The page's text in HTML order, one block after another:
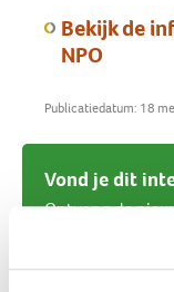
Bekijk de
NPO
Publicatiedatum: 18
Vond je dit
Ontvang de